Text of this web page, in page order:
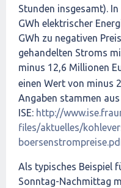
Stunden insgesamt).
GWh elektrischer
GWh zu negativen
gehandelten Stroms
minus 12,6 Millionen
einen Wert von minus
Angaben stammen
ISE: http://
files/aktuelles/
Als typisches Beispiel
Sonntag-Nachmittag